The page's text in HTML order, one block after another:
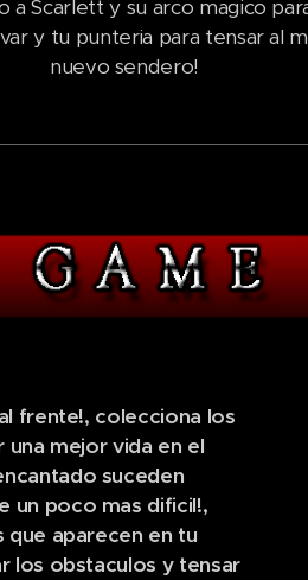
a Scarlett y su arco magico
y tu punteria para tensar al
nuevo sendero!
frente!, colecciona los
mejor vida en el
suceden
un poco mas dificil!,
aparecen en tu
los obstaculos y tensar